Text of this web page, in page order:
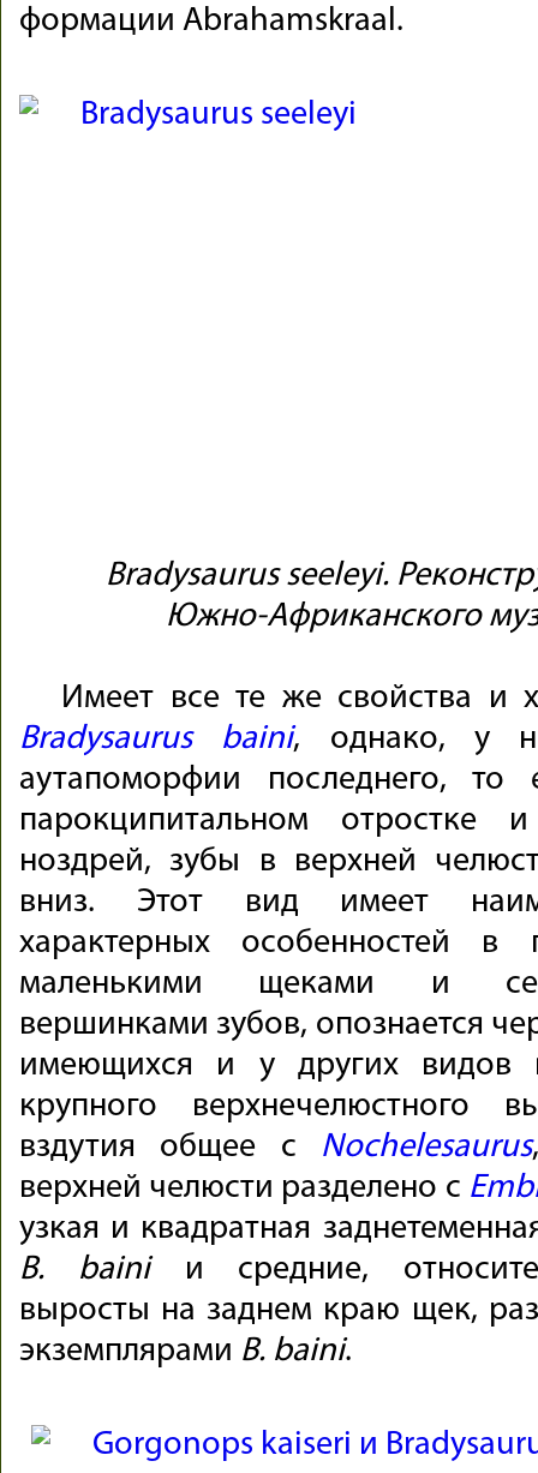
формации Abrahamskraal.
Bradysaurus seeleyi.
Южно-Африканского
Имеет все те же свойства и
Bradysaurus baini, однако, у
аутапоморфии последнего, то
парокципитальном отростке
ноздрей, зубы в верхней
вниз. Этот вид имеет
характерных особенностей
маленькими щеками и
вершинками зубов, опознается
имеющихся и у других видов
крупного верхнечелюстного
вздутия общее с Nochelesaurus
верхней челюсти разделено с
узкая и квадратная
B. bainiи средние,
выросты на заднем краю щек,
экземплярами B. baini.